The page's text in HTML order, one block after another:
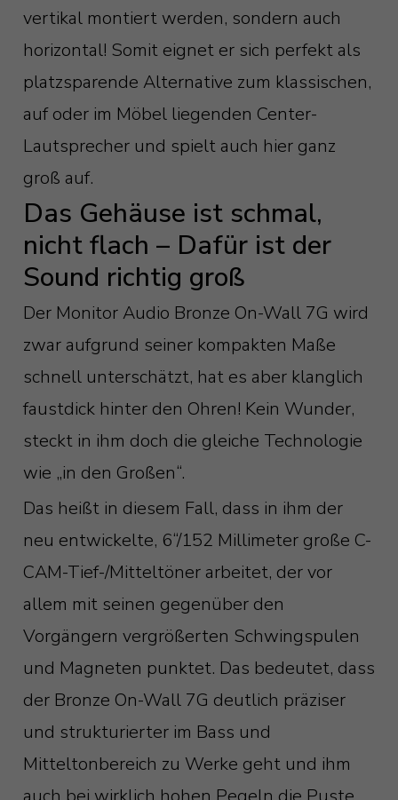
vertikal montiert werden, sondern auch
horizontal! Somit eignet er sich perfekt als
platzsparende Alternative zum klassischen,
auf oder im Möbel liegenden Center-
Lautsprecher und spielt auch hier ganz
groß auf.
Das Gehäuse ist schmal,
nicht flach – Dafür ist der
Sound richtig groß
Der Monitor Audio Bronze On-Wall 7G wird
zwar aufgrund seiner kompakten Maße
schnell unterschätzt, hat es aber klanglich
faustdick hinter den Ohren! Kein Wunder,
steckt in ihm doch die gleiche Technologie
wie „in den Großen“.
Das heißt in diesem Fall, dass in ihm der
neu entwickelte, 6“/152 Millimeter große C-
CAM-Tief-/Mitteltöner arbeitet, der vor
allem mit seinen gegenüber den
Vorgängern vergrößerten Schwingspulen
und Magneten punktet. Das bedeutet, dass
der Bronze On-Wall 7G deutlich präziser
und strukturierter im Bass und
Mitteltonbereich zu Werke geht und ihm